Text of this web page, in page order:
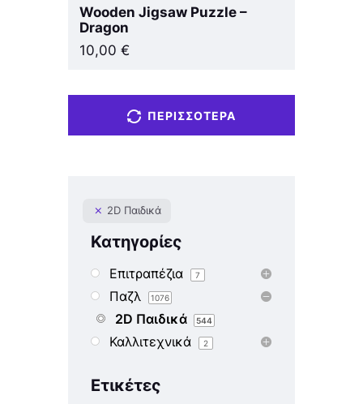
Wooden Jigsaw Puzzle –
Dragon
10,00 €
ΠΕΡΙΣΣΌΤΕΡΑ
2D Παιδικά
Κατηγορίες
Επιτραπέζια 7
Παζλ 1076
2D Παιδικά 544
Καλλιτεχνικά 2
Ετικέτες